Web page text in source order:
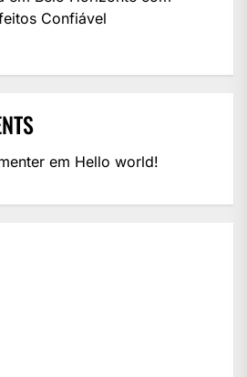
Confiável
em Hello world!